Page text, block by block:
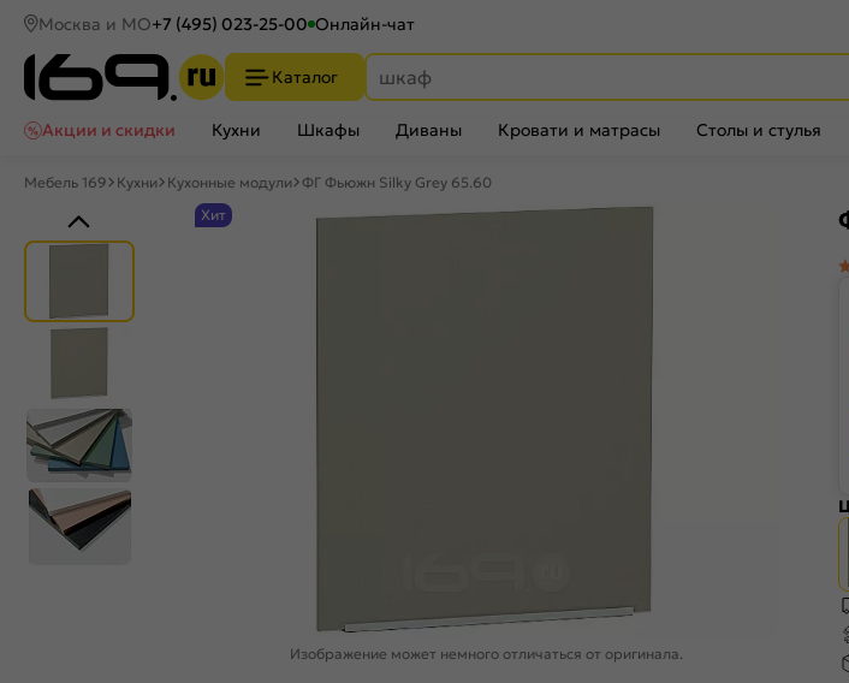
Москва и МО+7 (495) 023-25-00 Онлайн-чат
Каталог
Акции и скидки
Кухни Шкафы Диваны Кровати и матрасы Столы и стулья
Мебель 169 Кухни Кухонные модули ФГ Фьюжн Silky Grey 65.60
Хит
Изображение может немного отличаться от оригинала.